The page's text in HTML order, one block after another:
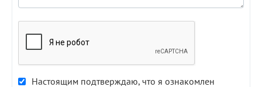
Настоящим подтверждаю, что я ознакомлен